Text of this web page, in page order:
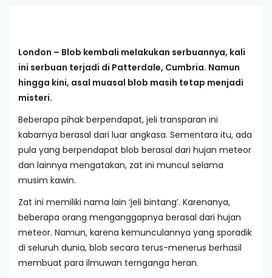
London – Blob kembali melakukan serbuannya, kali
ini serbuan terjadi di Patterdale, Cumbria. Namun
hingga kini, asal muasal blob masih tetap menjadi
misteri.
Beberapa pihak berpendapat, jeli transparan ini
kabarnya berasal dari luar angkasa. Sementara itu, ada
pula yang berpendapat blob berasal dari hujan meteor
dan lainnya mengatakan, zat ini muncul selama
musim kawin.
Zat ini memiliki nama lain ‘jeli bintang’. Karenanya,
beberapa orang menganggapnya berasal dari hujan
meteor. Namun, karena kemunculannya yang sporadik
di seluruh dunia, blob secara terus-menerus berhasil
membuat para ilmuwan ternganga heran.